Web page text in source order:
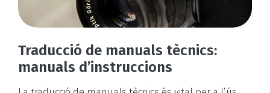
Traducció de manuals tècnics:
manuals d’instruccions